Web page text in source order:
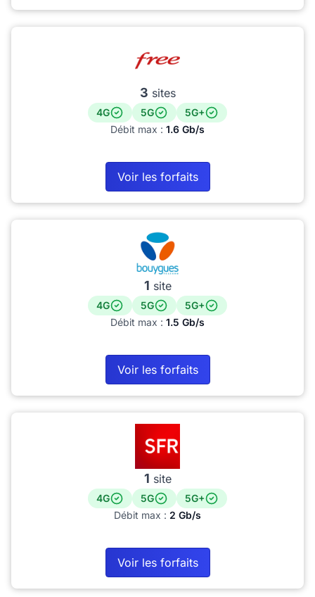
3 sites
4G 5G
5G+
Débit max : 1.6 Gb/s
Voir les forfaits
1 site
4G 5G
5G+
Débit max : 1.5 Gb/s
Voir les forfaits
1 site
4G 5G
5G+
Débit max : 2 Gb/s
Voir les forfaits